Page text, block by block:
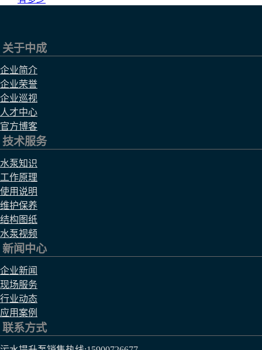
关于中成
企业简介
企业荣誉
企业巡视
人才中心
官方博客
技术服务
水泵知识
工作原理
使用说明
维护保养
结构图纸
水泵视频
新闻中心
企业新闻
现场服务
行业动态
应用案例
联系方式